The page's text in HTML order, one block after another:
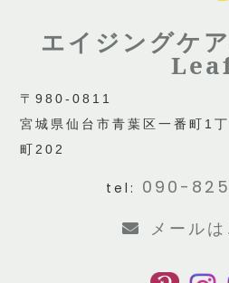
エイジングケ
〒980-0811
宮城県仙台市青葉区一番町1
町202
tel: 090-
メールは